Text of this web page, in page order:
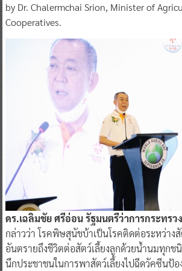
by Dr. Chalermchai Srion, Minister of
Cooperatives.
ดร.เฉลิมชัย ศรีอ่อน รัฐมนตรีว่าการกระทร
กล่าวว่า โรคพิษสุนัขบ้าเป็นโรคติดต่อระหว่าง
อันตรายถึงชีวิตต่อสัตว์เลี้ยงลูกด้วยน้ำนมทุกช
นึกประชาชนในการพาสัตว์เลี้ยงไปฉีดวัคซีนป้